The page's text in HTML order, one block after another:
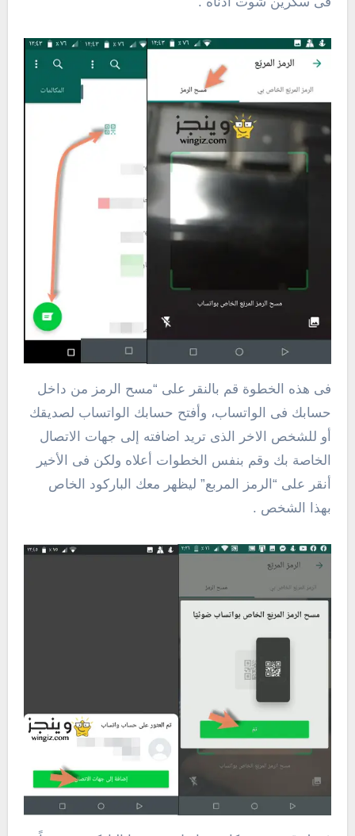
فى هذه الخطوة قم بالنقر على “مسح الرمز من داخل
حسابك فى الواتساب، وأفتح حسابك الواتساب لصديقك
أو للشخص الاخر الذى تريد اضافته إلى جهات الاتصال
الخاصة بك وقم بنفس الخطوات أعلاه ولكن فى الأخير
أنقر على “الرمز المربع” ليظهر معك الباركود الخاص
بهذا الشخص .